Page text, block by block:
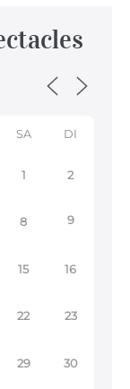
SA DI
1 2
8 9
15 16
22 23
29 30